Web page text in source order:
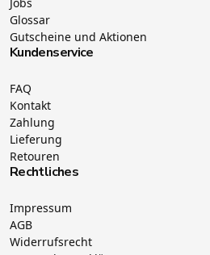
Glossar
Gutscheine und Aktionen
Kundenservice
FAQ
Kontakt
Zahlung
Lieferung
Retouren
Rechtliches
Impressum
AGB
Widerrufsrecht